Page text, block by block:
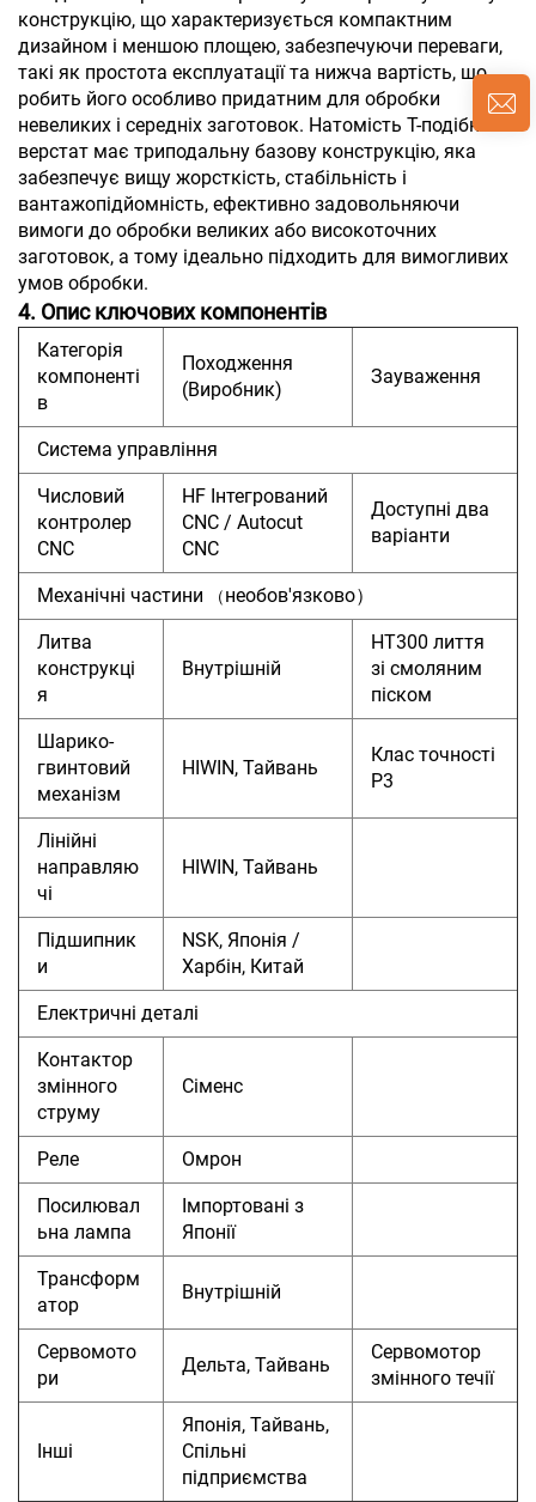
конструкцію, що характеризується компактним
дизайном і меншою площею, забезпечуючи переваги,
такі як простота експлуатації та нижча вартість, що
робить його особливо придатним для обробки
невеликих і середніх заготовок. Натомість T-подібний
верстат має триподальну базову конструкцію, яка
забезпечує вищу жорсткість, стабільність і
вантажопідйомність, ефективно задовольняючи
вимоги до обробки великих або високоточних
заготовок, а тому ідеально підходить для вимогливих
умов обробки.
4. Опис ключових компонентів
Категорія
компоненті
в
Походження
(Виробник)
Зауваження
Система управління
Числовий
контролер
CNC
HF Інтегрований
CNC / Autocut
CNC
Доступні два
варіанти
Механічні частини （необов'язково）
Литва
конструкці
я
Внутрішній
HT300 лиття
зі смоляним
піском
Шарико-
гвинтовий
механізм
HIWIN, Тайвань
Клас точності
P3
Лінійні
направляю
чі
HIWIN, Тайвань
Підшипник
и
NSK, Японія /
Харбін, Китай
Електричні деталі
Контактор
змінного
струму
Сіменс
Реле Омрон
Посилювал
ьна лампа
Імпортовані з
Японії
Трансформ
атор
Внутрішній
Сервомото
ри
Дельта, Тайвань
Сервомотор
змінного течії
Інші
Японія, Тайвань,
Спільні
підприємства